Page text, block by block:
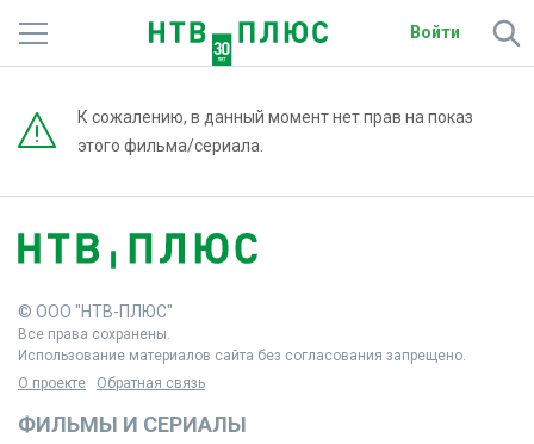
Войти
Фильмы и сериалы
Подписки
Радио
Спутниковым абонентам
О сайте
К сожалению, в данный момент нет прав на показ
этого фильма/сериала.
© ООО "НТВ-ПЛЮС"
Все права сохранены.
Использование материалов сайта без согласования запрещено.
О проекте
Обратная связь
ФИЛЬМЫ И СЕРИАЛЫ